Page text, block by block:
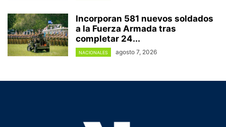
Incorporan 581 nuevos soldados
a la Fuerza Armada tras
completar 24...
NACIONALES agosto 7, 2026